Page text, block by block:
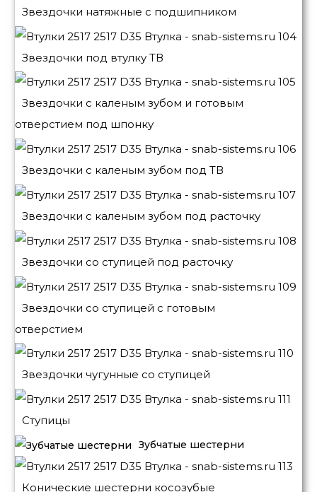
Звездочки натяжные с подшипником
Звездочки под втулку ТВ
Звездочки с каленым зубом и готовым
отверстием под шпонку
Звездочки с каленым зубом под ТВ
Звездочки с каленым зубом под расточку
Звездочки со ступицей под расточку
Звездочки со ступицей с готовым
отверстием
Звездочки чугунные со ступицей
Ступицы
Зубчатые шестерни
Конические шестерни косозубые